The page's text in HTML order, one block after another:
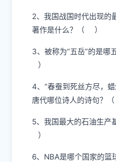
2、我国战国时代出现的
著作是什么？（ ）
3、被称为“五岳”
）
4、“春蚕到死丝方尽，
唐代哪位诗人的诗句
5、我国最大的石油生
）
6、NBA是哪个国家的篮